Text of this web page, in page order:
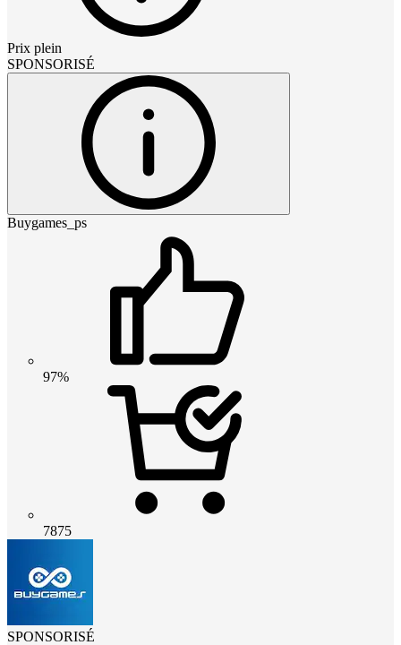
Prix plein
SPONSORISÉ
Buygames_ps
97%
7875
SPONSORISÉ